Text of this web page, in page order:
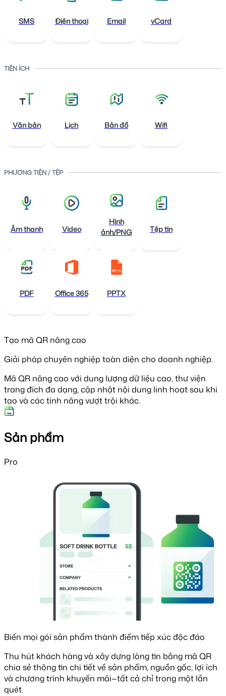
SMS Điện thoại Email vCard
TIỆN ÍCH
Văn bản Lịch Bản đồ Wifi
PHƯƠNG TIỆN / TỆP
Âm thanh Video
Hình
ảnh/PNG
Tệp tin
PDF Office 365 PPTX
Tạo mã QR nâng cao
Giải pháp chuyên nghiệp toàn diện cho doanh nghiệp.
Mã QR nâng cao với dung lượng dữ liệu cao, thư viện
trang đích đa dạng, cập nhật nội dung linh hoạt sau khi
tạo và các tính năng vượt trội khác.
Sản phẩm
Pro
Biến mọi gói sản phẩm thành điểm tiếp xúc độc đáo
Thu hút khách hàng và xây dựng lòng tin bằng mã QR
chia sẻ thông tin chi tiết về sản phẩm, nguồn gốc, lợi ích
và chương trình khuyến mãi—tất cả chỉ trong một lần
quét.